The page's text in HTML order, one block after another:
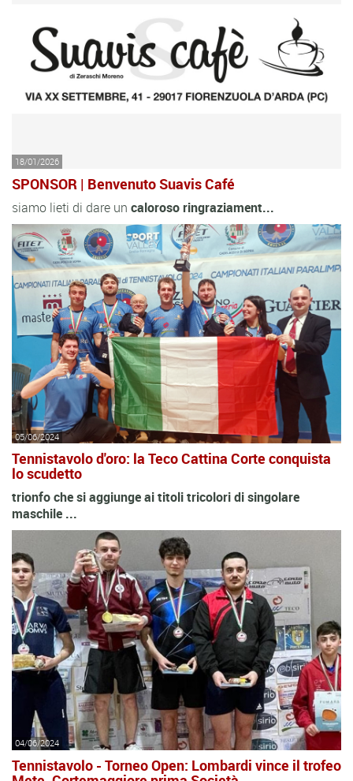
18/01/2026
SPONSOR | Benvenuto Suavis Café
siamo lieti di dare un calorosoringraziament...
05/06/2024
Tennistavolo d'oro: la Teco Cattina Corte conquista
lo scudetto
trionfo che si aggiunge ai titoli tricolori di singolare
maschile ...
04/06/2024
Tennistavolo - Torneo Open: Lombardi vince il trofeo